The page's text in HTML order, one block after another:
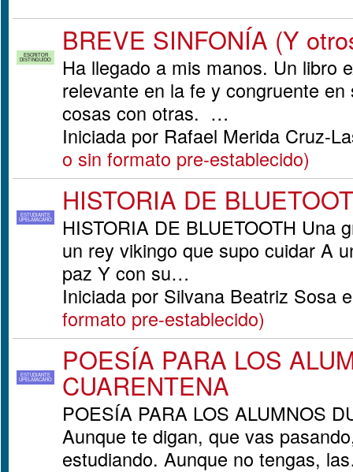
ESCRITOR
DISTINGUIDO
BREVE SINFONÍA (Y
Ha llegado a mis manos. Un libro
relevante en la fe y congruente
cosas con otras. …
Iniciada por Rafael Merida Cruz-
o sin formato pre-establecido)
ESTUDIANTE
UPEL-MACARO
HISTORIA DE
HISTORIA DE BLUETOOTH Una
un rey vikingo que supo cuidar A
paz Y con su…
Iniciada por Silvana Beatriz Sosa
formato pre-establecido)
ESTUDIANTE
UPEL-MACARO
POESÍA PARA LOS
CUARENTENA
POESÍA PARA LOS ALUMNOS
Aunque te digan, que vas
estudiando. Aunque no tengas,